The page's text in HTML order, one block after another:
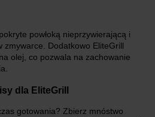
powłoką nieprzywierającą i
zmywarce. Dodatkowo EliteGrill
olej, co pozwala na zachowanie
dla EliteGrill
gotowania? Zbierz mnóstwo